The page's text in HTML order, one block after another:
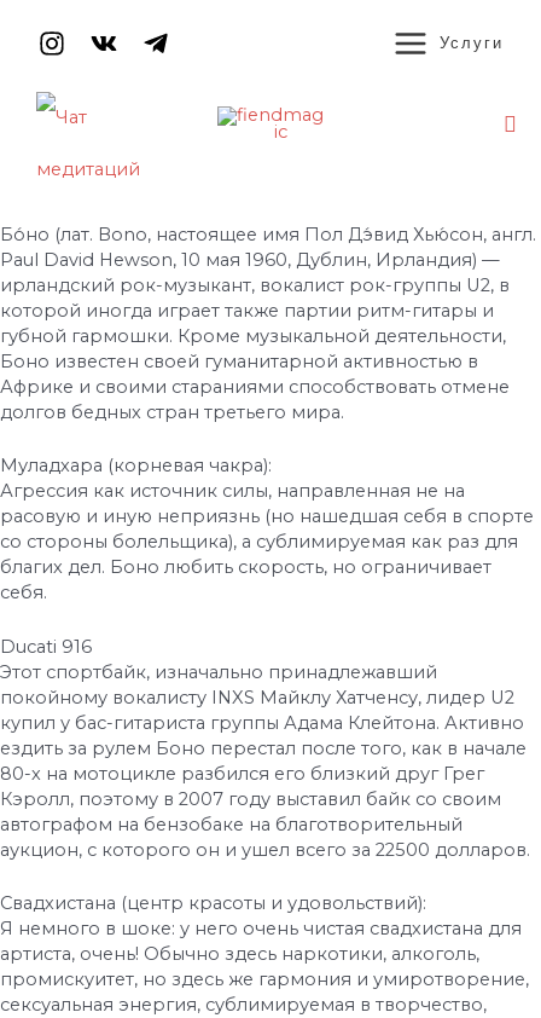
содержимому
Услуги
Бо́но (лат. Bono, настоящее имя Пол Дэ́вид Хью́сон, англ.
Paul David Hewson, 10 мая 1960, Дублин, Ирландия) —
ирландский рок-музыкант, вокалист рок-группы U2, в
которой иногда играет также партии ритм-гитары и
губной гармошки. Кроме музыкальной деятельности,
Боно известен своей гуманитарной активностью в
Африке и своими стараниями способствовать отмене
долгов бедных стран третьего мира.
Муладхара (корневая чакра):
Агрессия как источник силы, направленная не на
расовую и иную неприязнь (но нашедшая себя в спорте
со стороны болельщика), а сублимируемая как раз для
благих дел. Боно любить скорость, но ограничивает
себя.
Ducati 916
Этот спортбайк, изначально принадлежавший
покойному вокалисту INXS Майклу Хатченсу, лидер U2
купил у бас-гитариста группы Адама Клейтона. Активно
ездить за рулем Боно перестал после того, как в начале
80-х на мотоцикле разбился его близкий друг Грег
Кэролл, поэтому в 2007 году выставил байк со своим
автографом на бензобаке на благотворительный
аукцион, с которого он и ушел всего за 22500 долларов.
Свадхистана (центр красоты и удовольствий):
Я немного в шоке: у него очень чистая свадхистана для
артиста, очень! Обычно здесь наркотики, алкоголь,
промискуитет, но здесь же гармония и умиротворение,
сексуальная энергия, сублимируемая в творчество,
Навигация
записям